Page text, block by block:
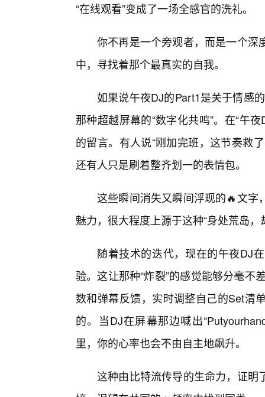
“在线观看”变成了一场全感官的洗礼。
你不再是一个旁观者，而是一个深
中，寻找着那个最真实的自我。
如果说午夜DJ的Part1是关于情感
那种超越屏幕的“数字化共鸣”。在“午
的留言。有人说“刚加完班，这节奏救
还有人只是刷着整齐划一的表情包。
这些瞬间消失又瞬间浮现的🔥文字
魅力，很大程度上源于这种“身处荒岛，
随着技术的迭代，现在的午夜DJ
验。这让那种“炸裂”的感觉能够分毫
数和弹幕反馈，实时调整自己的Set清
的。当DJ在屏幕那边喊出
里，你的心率也会不由自主地飙升。
这种由比特流传导的生命力，证明